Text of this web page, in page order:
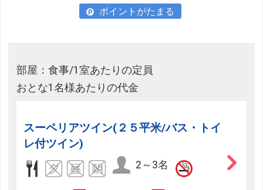
ポイントがたまる
部屋：食事/1室あたりの定員
おとな1名様あたりの代金
スーペリアツイン(２５平米/バス・トイ
レ付ツイン)
2～3名